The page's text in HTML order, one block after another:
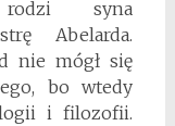
syna
Abelarda.
nie mógł się
bo wtedy
i filozofii.